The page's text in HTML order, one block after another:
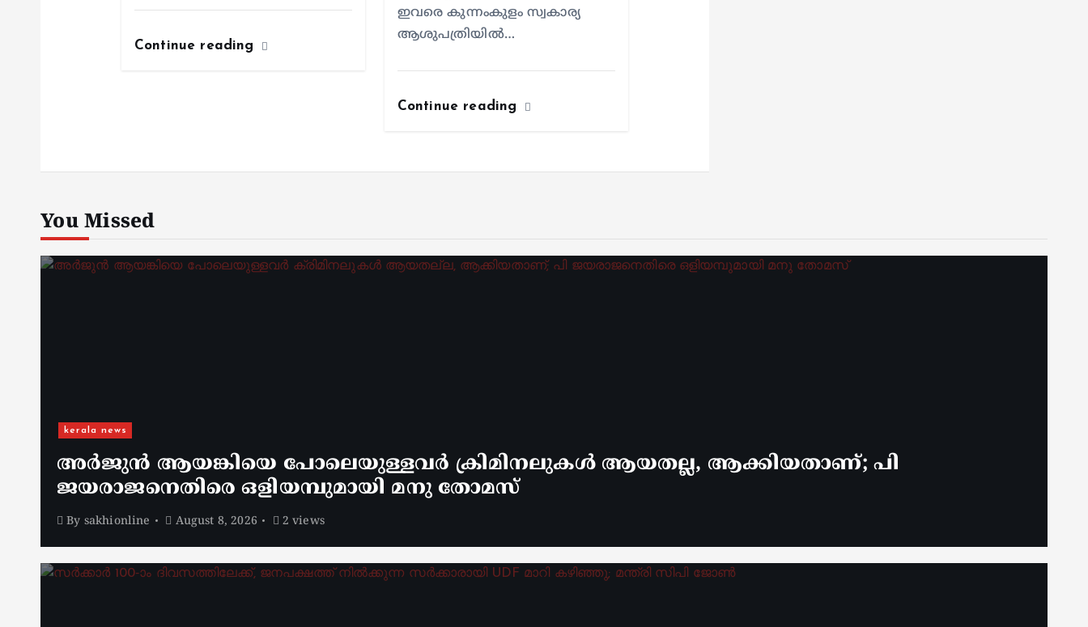
Continue reading
ഇവരെ കുന്നംകുളം സ്വകാര്യ
ആശുപത്രിയില്‍…
Continue reading
You Missed
kerala news
അർജുൻ ആയങ്കിയെ പോലെയുള്ളവർ ക്രിമിനലുകൾ ആയതല്ല, ആക്കിയതാണ്; പി
ജയരാജനെതിരെ ഒളിയമ്പുമായി മനു തോമസ്
By sakhionline August 8, 2026 2 views